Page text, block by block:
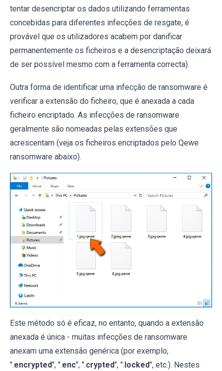
tentar desencriptar os dados utilizando ferramentas
concebidas para diferentes infecções de resgate, é
provável que os utilizadores acabem por danificar
permanentemente os ficheiros e a desencriptação deixará
de ser possível mesmo com a ferramenta correcta).
Outra forma de identificar uma infecção de ransomware é
verificar a extensão do ficheiro, que é anexada a cada
ficheiro encriptado. As infecções de ransomware
geralmente são nomeadas pelas extensões que
acrescentam (veja os ficheiros encriptados pelo Qewe
ransomware abaixo).
Este método só é eficaz, no entanto, quando a extensão
anexada é única - muitas infecções de ransomware
anexam uma extensão genérica (por exemplo,
".encrypted", ".enc", ".crypted", ". locked", etc.). Nestes